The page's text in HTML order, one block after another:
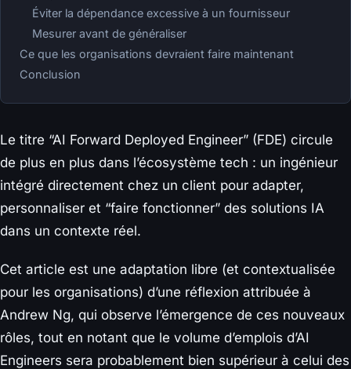
Éviter la dépendance excessive à un fournisseur
Mesurer avant de généraliser
Ce que les organisations devraient faire maintenant
Conclusion
Le titre “AI Forward Deployed Engineer” (FDE) circule
de plus en plus dans l’écosystème tech : un ingénieur
intégré directement chez un client pour adapter,
personnaliser et “faire fonctionner” des solutions IA
dans un contexte réel.
Cet article est une adaptation libre (et contextualisée
pour les organisations) d’une réflexion attribuée à
Andrew Ng, qui observe l’émergence de ces nouveaux
rôles, tout en notant que le volume d’emplois d’AI
Engineers sera probablement bien supérieur à celui des